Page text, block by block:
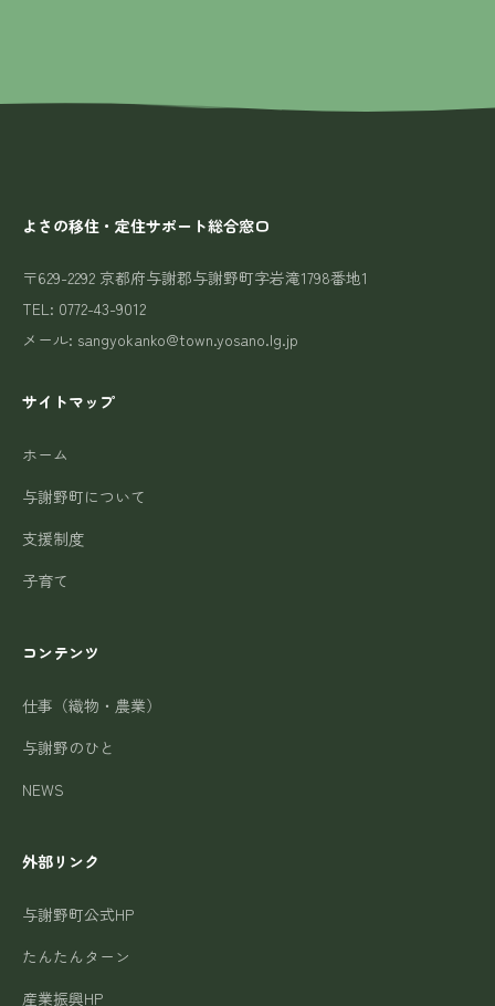
よさの移住・定住サポート総合窓口
〒629-2292 京都府与謝郡与謝野町字岩滝1798番地1
TEL: 0772-43-9012
メール: sangyokanko@town.yosano.lg.jp
サイトマップ
ホーム
与謝野町について
支援制度
子育て
コンテンツ
仕事（織物・農業）
与謝野のひと
NEWS
外部リンク
与謝野町公式HP
たんたんターン
産業振興HP